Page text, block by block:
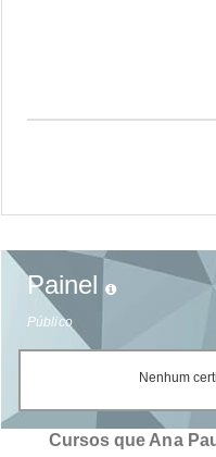
Painel
Público
Nenhum
Cursos que Ana